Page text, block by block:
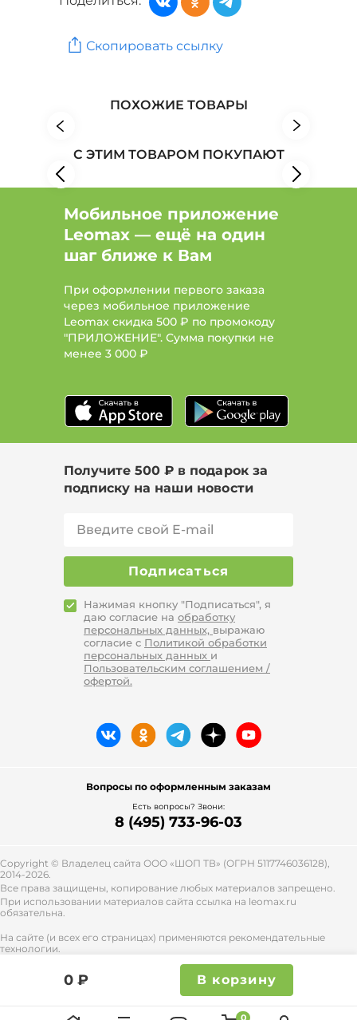
0
Туфли, босоножки, сандалии: Цвет Красный,
Размер 36
Женская обувь: Бренд Crosby
Скопировать ссылку
0 ₽ В корзину
ПОХОЖИЕ ТОВАРЫ
С ЭТИМ ТОВАРОМ ПОКУПАЮТ
Мобильное приложение
Leomax — ещё на один
шаг ближе к Вам
При оформлении первого заказа
через мобильное приложение
Leomax скидка 500 ₽ по промокоду
"ПРИЛОЖЕНИЕ". Сумма покупки не
менее 3 000 ₽
Получите 500 ₽ в подарок за
подписку на наши новости
Подписаться
Нажимая кнопку "Подписаться", я
даю согласие на обработку
персональных данных, выражаю
согласие с Политикой обработки
персональных данных и
Пользовательским соглашением /
офертой.
Вопросы по оформленным заказам
Есть вопросы? Звони:
8 (495) 733-96-03
Copyright © Владелец сайта ООО «ШОП ТВ» (ОГРН 5117746036128),
2014-2026.
Все права защищены, копирование любых материалов запрещено.
При использовании материалов сайта ссылка на leomax.ru
обязательна.
На сайте (и всех его страницах) применяются рекомендательные
технологии.